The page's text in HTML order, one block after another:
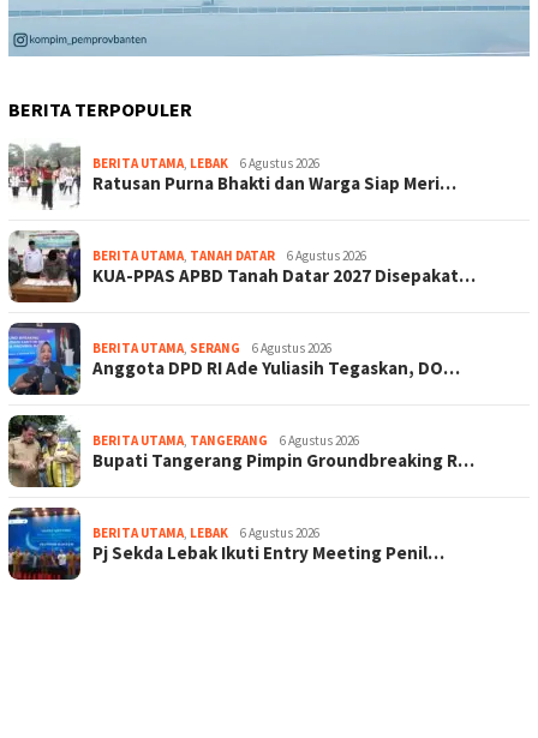
BERITA TERPOPULER
BERITA UTAMA, LEBAK 6 Agustus 2026
Ratusan Purna Bhakti dan Warga Siap Meri…
BERITA UTAMA, TANAH DATAR 6 Agustus 2026
KUA-PPAS APBD Tanah Datar 2027 Disepakat…
BERITA UTAMA, SERANG 6 Agustus 2026
Anggota DPD RI Ade Yuliasih Tegaskan, DO…
BERITA UTAMA, TANGERANG 6 Agustus 2026
Bupati Tangerang Pimpin Groundbreaking R…
BERITA UTAMA, LEBAK 6 Agustus 2026
Pj Sekda Lebak Ikuti Entry Meeting Penil…